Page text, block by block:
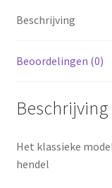
Beschrijving
Beoordelingen (0)
Beschrijving
Het klassieke
hendel